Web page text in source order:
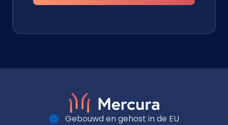
Gebouwd en gehost in de EU